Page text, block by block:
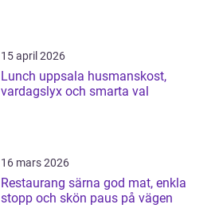
15 april 2026
Lunch uppsala husmanskost,
vardagslyx och smarta val
16 mars 2026
Restaurang särna god mat, enkla
stopp och skön paus på vägen